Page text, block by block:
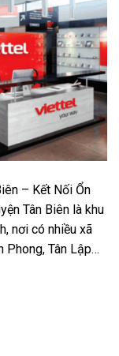
– Kết Nối Ổn
Tân Biên là khu
nơi có nhiều xã
Phong, Tân Lập…